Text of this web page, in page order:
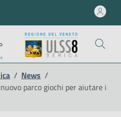
/ News /
parco giochi per aiutare i